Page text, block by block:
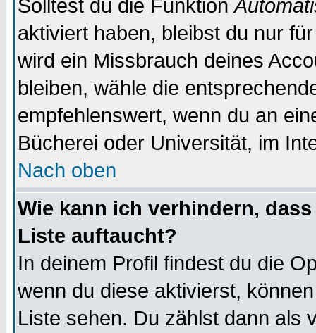
Solltest du die Funktion
aktiviert haben, bleibst du nur
wird ein Missbrauch deines
bleiben, wähle die
empfehlenswert, wenn du an
Bücherei oder Universität, im
Nach oben
Wie kann ich verhindern,
Liste auftaucht?
In deinem Profil findest du die
wenn du diese aktivierst,
Liste sehen. Du zählst dann als